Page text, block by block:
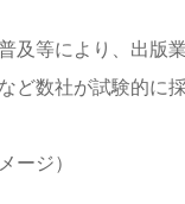
及等により、出版
ど数社が試験的に
ージ）